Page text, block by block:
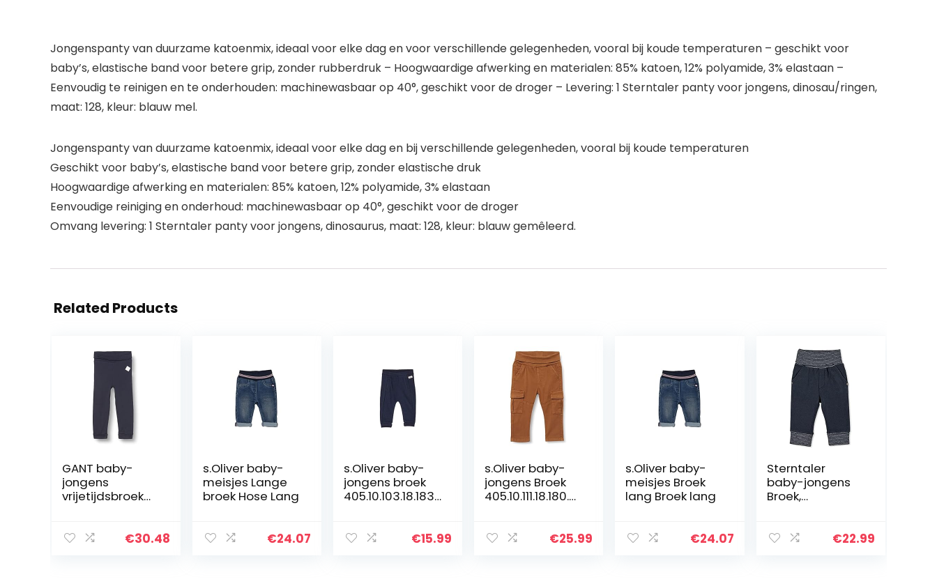
Jongenspanty van duurzame katoenmix, ideaal voor elke dag en voor verschillende gelegenheden, vooral bij koude temperaturen – geschikt voor
baby’s, elastische band voor betere grip, zonder rubberdruk – Hoogwaardige afwerking en materialen: 85% katoen, 12% polyamide, 3% elastaan –
Eenvoudig te reinigen en te onderhouden: machinewasbaar op 40°, geschikt voor de droger – Levering: 1 Sterntaler panty voor jongens, dinosau/ringen,
maat: 128, kleur: blauw mel.
Jongenspanty van duurzame katoenmix, ideaal voor elke dag en bij verschillende gelegenheden, vooral bij koude temperaturen
Geschikt voor baby’s, elastische band voor betere grip, zonder elastische druk
Hoogwaardige afwerking en materialen: 85% katoen, 12% polyamide, 3% elastaan
Eenvoudige reiniging en onderhoud: machinewasbaar op 40°, geschikt voor de droger
Omvang levering: 1 Sterntaler panty voor jongens, dinosaurus, maat: 128, kleur: blauw gemêleerd.
Related Products
GANT baby-
jongens
vrijetijdsbroek
COTTON PANTS
€30.48
s.Oliver baby-
meisjes Lange
broek Hose Lang
€24.07
s.Oliver baby-
jongens broek
405.10.103.18.183.
€15.99
s.Oliver baby-
jongens Broek
405.10.111.18.180.21
€25.99
s.Oliver baby-
meisjes Broek
lang Broek lang
€24.07
Sterntaler
baby-jongens
Broek,
Ringelbund €22.99